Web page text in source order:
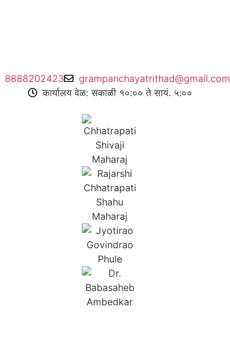
8888202423
grampanchayatrithad@gmail.com
कार्यालय वेळ: सकाळी १०:०० ते सायं. ५:००